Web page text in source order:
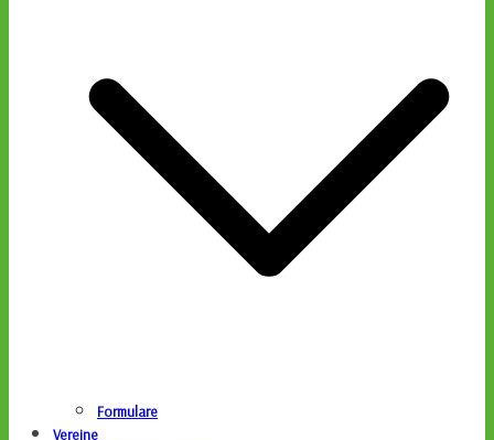
Formulare
Vereine